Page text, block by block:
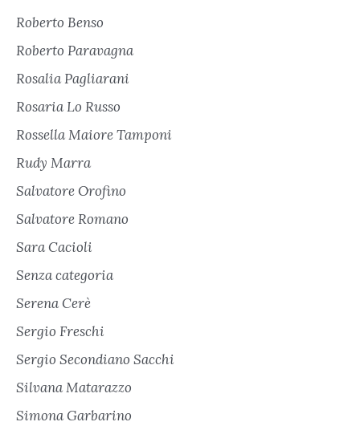
Roberto Benso
Roberto Paravagna
Rosalia Pagliarani
Rosaria Lo Russo
Rossella Maiore Tamponi
Rudy Marra
Salvatore Orofino
Salvatore Romano
Sara Cacioli
Senza categoria
Serena Cerè
Sergio Freschi
Sergio Secondiano Sacchi
Silvana Matarazzo
Simona Garbarino